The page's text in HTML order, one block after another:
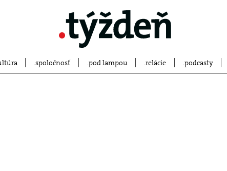
spoločnosť pod lampou relácie podcasty